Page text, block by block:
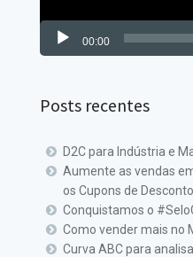
00:00
Posts recentes
D2C para Indústria e
Aumente as vendas
os Cupons de
Conquistamos o
Como vender mais no
Curva ABC para